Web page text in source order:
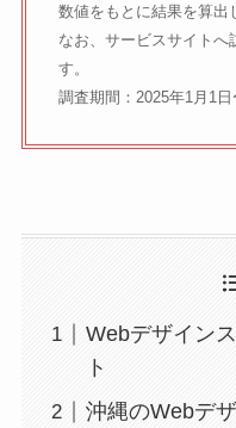
数値をもとに結果を算出
なお、サービスサイトへ
す。
調査期間：2025年1月1日
Webデザイン
ト
沖縄のWebデ